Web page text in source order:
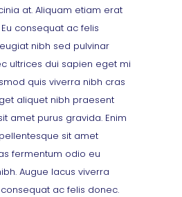
at. Aliquam etiam erat
consequat ac felis
nibh sed pulvinar
ultrices dui sapien eget mi
quis viverra nibh cras
aliquet nibh praesent
amet purus gravida. Enim
sit amet
fermentum odio eu
Augue lacus viverra
ac felis donec.